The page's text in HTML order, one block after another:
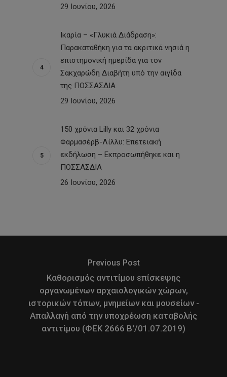
29 Ιουνίου, 2026
Ικαρία – «Γλυκιά Διάδραση»:
Παρακαταθήκη για τα ακριτικά νησιά η
επιστημονική ημερίδα για τον
Σακχαρώδη Διαβήτη υπό την αιγίδα
της ΠΟΣΣΑΣΔΙΑ
29 Ιουνίου, 2026
150 χρόνια Lilly και 32 χρόνια
Φαρμασέρβ-Λίλλυ: Eπετειακή
εκδήλωση – Εκπροσωπήθηκε και η
ΠΟΣΣΑΣΔΙΑ
26 Ιουνίου, 2026
Previous Post
Καθορισμός αντιτίμου επίσκεψης
οργανωμένων αρχαιολογικών χώρων,
ιστορικών τόπων, μνημείων και μουσείων -
Απαλλαγή από την υποχρέωση καταβολής
αντιτίμου (ΦΕΚ 2666 Β'/01.07.2019)